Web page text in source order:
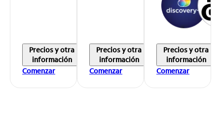
Precios y otra
información
Comenzar
Precios y otra
información
Comenzar
Precios y otra
información
Comenzar